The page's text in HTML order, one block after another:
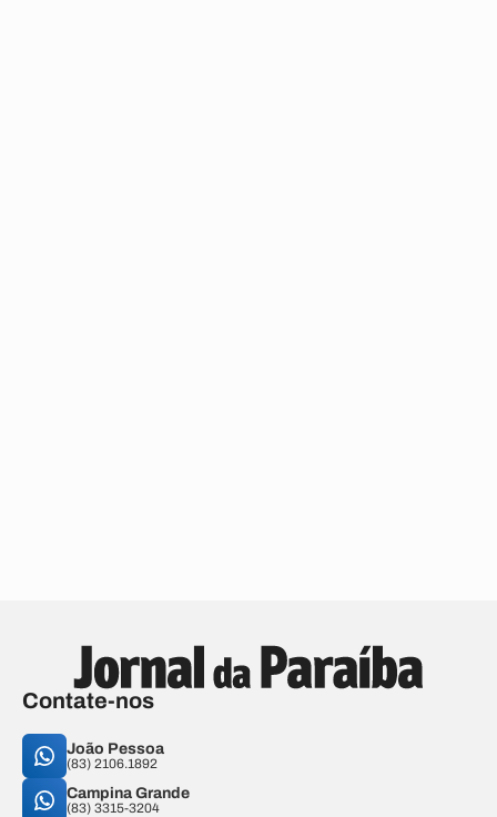
Contate-nos
João Pessoa
(83) 2106.1892
Campina Grande
(83) 3315-3204